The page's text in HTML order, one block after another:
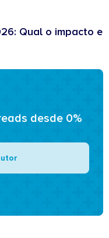
Qual o impacto e
desde 0%